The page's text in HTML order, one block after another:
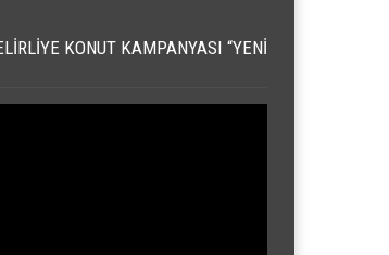
KONUT KAMPANYASI “YENI